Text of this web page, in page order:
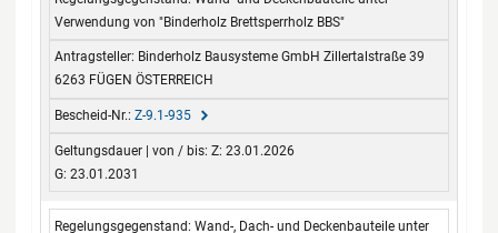
Verwendung von "Binderholz Brettsperrholz BBS"
Binderholz Bausysteme GmbH Zillertalstraße 39
6263 FÜGEN ÖSTERREICH
Z-9.1-935
Z: 23.01.2026
G: 23.01.2031
Wand-, Dach- und Deckenbauteile unter